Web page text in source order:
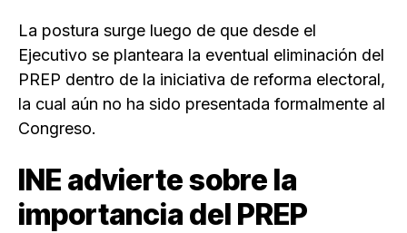
La postura surge luego de que desde el
Ejecutivo se planteara la eventual eliminación del
PREP dentro de la iniciativa de reforma electoral,
la cual aún no ha sido presentada formalmente al
Congreso.
INE advierte sobre la
importancia del PREP